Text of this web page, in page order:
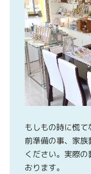
もしもの時に慌
前準備の事、家
ください。実際
おります。